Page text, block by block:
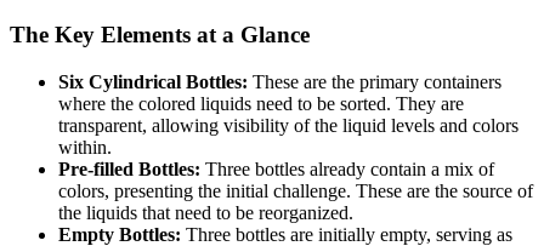
The Key Elements at a Glance
Six Cylindrical Bottles: These are the primary containers
where the colored liquids need to be sorted. They are
transparent, allowing visibility of the liquid levels and colors
within.
Pre-filled Bottles: Three bottles already contain a mix of
colors, presenting the initial challenge. These are the source of
the liquids that need to be reorganized.
Empty Bottles: Three bottles are initially empty, serving as